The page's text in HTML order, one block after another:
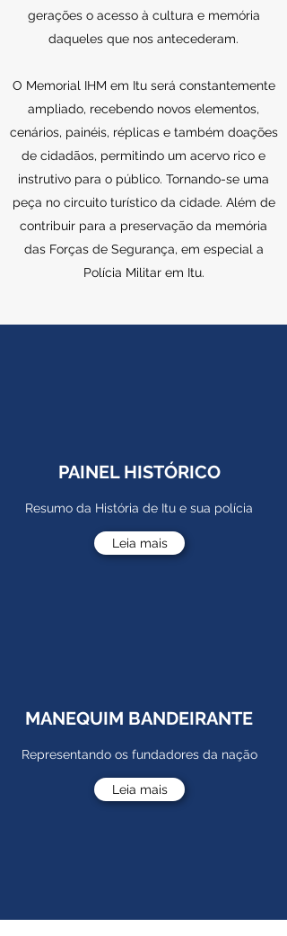
gerações o acesso à cultura e memória
daqueles que nos antecederam.
O Memorial IHM em Itu será constantemente
ampliado, recebendo novos elementos,
cenários, painéis, réplicas e também doações
de cidadãos, permitindo um acervo rico e
instrutivo para o público. Tornando-se uma
peça no circuito turístico da cidade. Além de
contribuir para a preservação da memória
das Forças de Segurança, em especial a
Polícia Militar em Itu.
PAINEL HISTÓRICO
Resumo da História de Itu e sua polícia
Leia mais
MANEQUIM BANDEIRANTE
Representando os fundadores da nação
Leia mais